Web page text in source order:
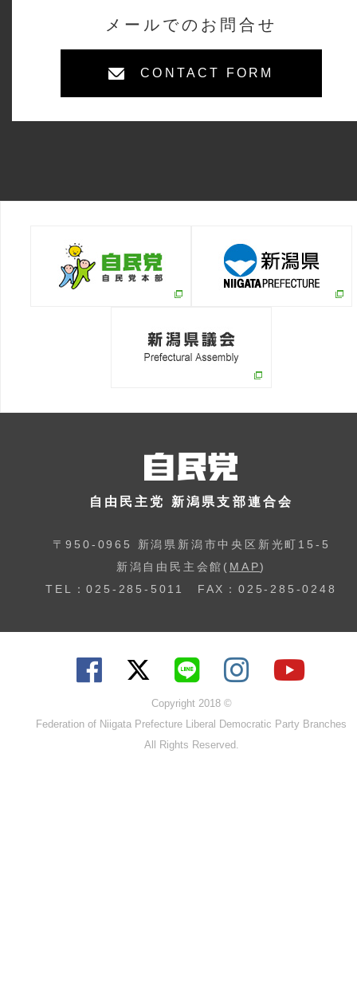
メールでのお問合せ
CONTACT FORM
自由民主党 新潟県支部連合会
〒950-0965 新潟県新潟市中央区新光町15-5
新潟自由民主会館( MAP)
TEL：025-285-5011 FAX：025-285-0248
Copyright 2018 ©
Federation of Niigata Prefecture Liberal Democratic Party Branches
All Rights Reserved.